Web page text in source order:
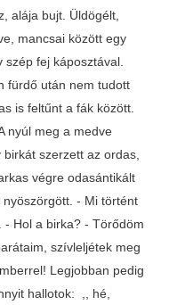
alája bujt. Üldögélt,
mancsai között egy
fej káposztával.
fürdő után nem tudott
is feltűnt a fák között.
nyúl meg a medve
szerzett az ordas,
végre odasántikált
- Mi történt
Hol a birka? - Törődöm
szívleljétek meg
Legjobban pedig
hallotok: ,, hé,